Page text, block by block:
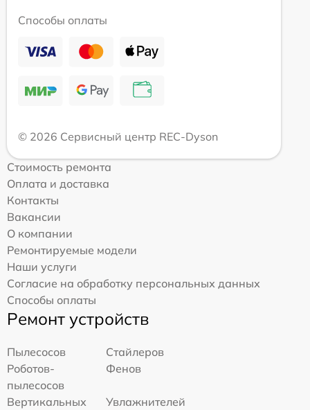
Способы оплаты
© 2026 Сервисный центр REC-Dyson
Стоимость ремонта
Оплата и доставка
Контакты
Вакансии
О компании
Ремонтируемые модели
Наши услуги
Согласие на обработку персональных данных
Способы оплаты
Ремонт устройств
Пылесосов
Стайлеров
Роботов-
пылесосов
Фенов
Вертикальных
Увлажнителей